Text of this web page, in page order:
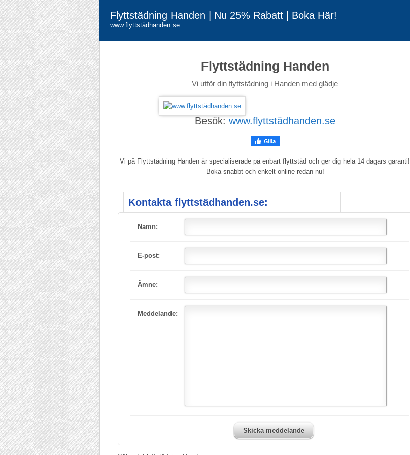
Flyttstädning Handen | Nu 25% Rabatt | Boka Här!
www.flyttstädhanden.se
Flyttstädning Handen
Vi utför din flyttstädning i Handen med glädje
Besök: www.flyttstädhanden.se
Vi på Flyttstädning Handen är specialiserade på enbart flyttstäd och ger dig hela 14 dagars garanti!
Boka snabbt och enkelt online redan nu!
Kontakta flyttstädhanden.se:
Namn:
E-post:
Ämne:
Meddelande:
Skicka meddelande